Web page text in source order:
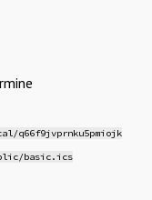
q66f9jvprnku5pmiojk
basic.ics